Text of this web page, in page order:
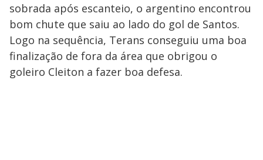
sobrada após escanteio, o argentino encontrou
bom chute que saiu ao lado do gol de Santos.
Logo na sequência, Terans conseguiu uma boa
finalização de fora da área que obrigou o
goleiro Cleiton a fazer boa defesa.